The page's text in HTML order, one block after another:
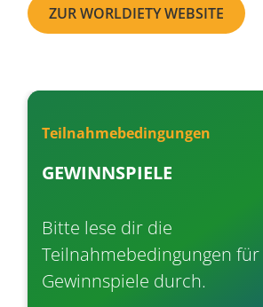
ZUR WORLDIETY WEBSITE
Veranstaltungen
TREFFE UNS AUF DEN
EVENTS
Wir sind auf
und Fachmessen präsent.
gerne vorbei.
Teilnahmebedingungen
GEWINNSPIELE
Bitte lese dir die
Teilnahmebedingungen
Gewinnspiele durch.